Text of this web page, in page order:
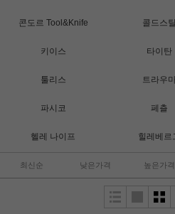
콘도르 Tool&Knife 콜드스틸
키이스 타이탄
툴리스 트라우
파시코 페츨
헬레 나이프 힐레베르
최신순 낮은가격 높은가격